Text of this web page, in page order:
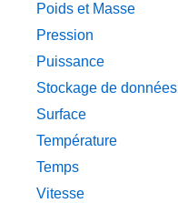
Poids et Masse
Pression
Puissance
Stockage de données
Surface
Température
Temps
Vitesse